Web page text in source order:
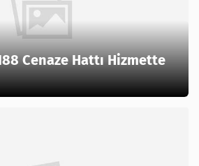
Cenaze Hattı Hizmette